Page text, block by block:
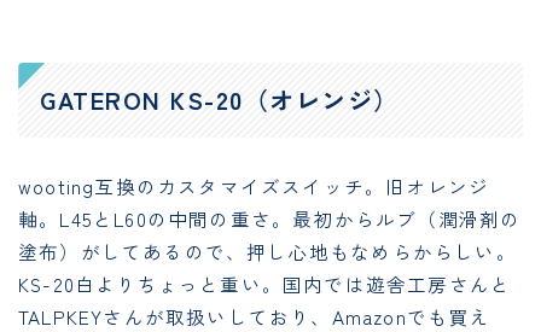
GATERON KS-20（オレンジ）
wooting互換のカスタマイズスイッチ。旧オレンジ
軸。L45とL60の中間の重さ。最初からルブ（潤滑剤の
塗布）がしてあるので、押し心地もなめらからしい。
KS-20白よりちょっと重い。国内では遊舎工房さんと
TALPKEYさんが取扱いしており、Amazonでも買え